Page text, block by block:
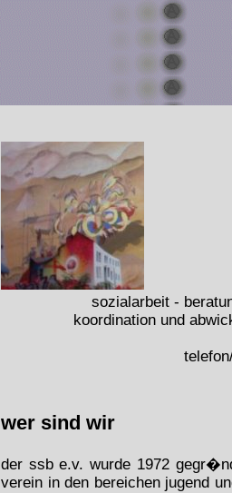
sozialarbeit -
koordination und
wer sind wir
der ssb e.v. wurde 1972
verein in den bereichen jugend